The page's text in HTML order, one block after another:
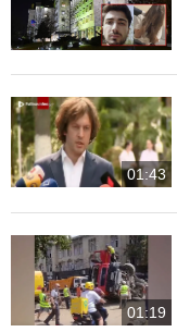
01:43
01:19